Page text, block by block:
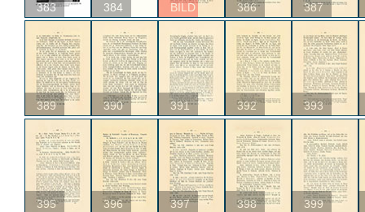
383 384 BILD 386 387
389 390 391 392 393
395 396 397 398 399